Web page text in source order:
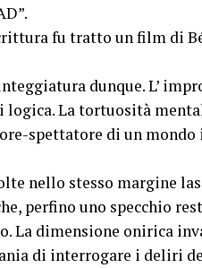
fu tratto un film di
dunque. L’
logica. La tortuosità
spettatore di un
nello stesso margine
perfino uno specchio
La dimensione onirica
di interrogare i deliri